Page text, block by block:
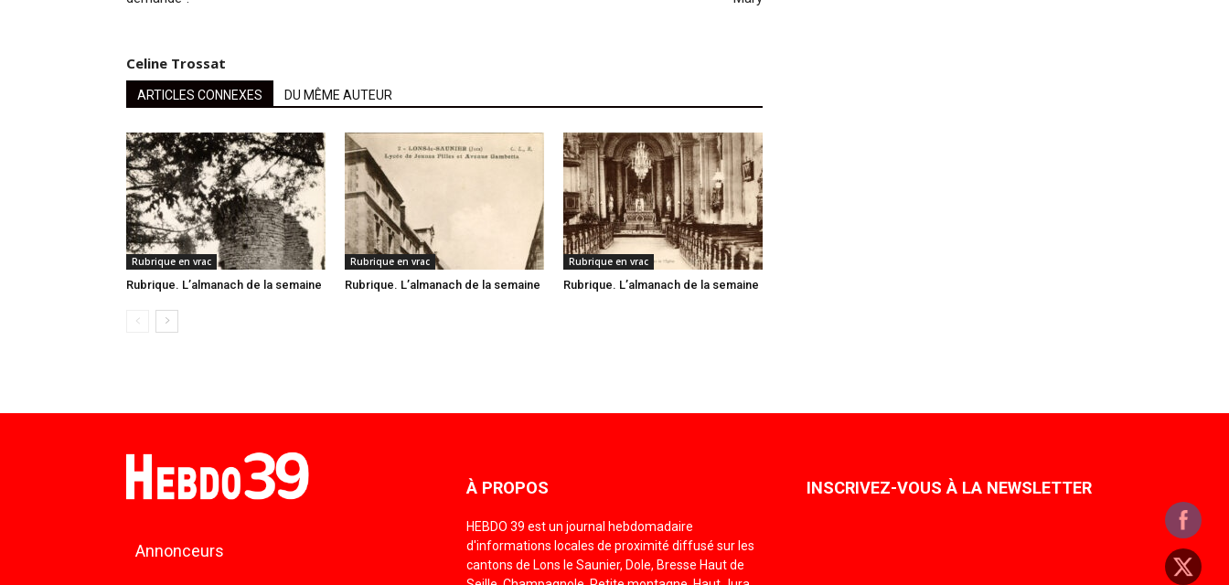
Celine Trossat
ARTICLES CONNEXES DU MÊME AUTEUR
Rubrique en vrac
Rubrique. L’almanach de la semaine
Rubrique en vrac
Rubrique. L’almanach de la semaine
Rubrique en vrac
Rubrique. L’almanach de la semaine